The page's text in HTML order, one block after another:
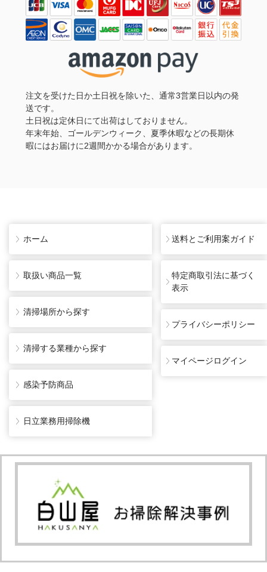
注文を受けた日か土日祝を除いた、通常3営業日以内の発
送です。
土日祝は定休日にて出荷はしておりません。
年末年始、ゴールデンウィーク、夏季休暇などの長期休
暇にはお届けに2週間かかる場合があります。
ホーム
取扱い商品一覧
清掃場所から探す
清掃する業種から探す
感染予防商品
日立業務用掃除機
送料とご利用案ガイド
特定商取引法に基づく
表示
プライバシーポリシー
マイページログイン